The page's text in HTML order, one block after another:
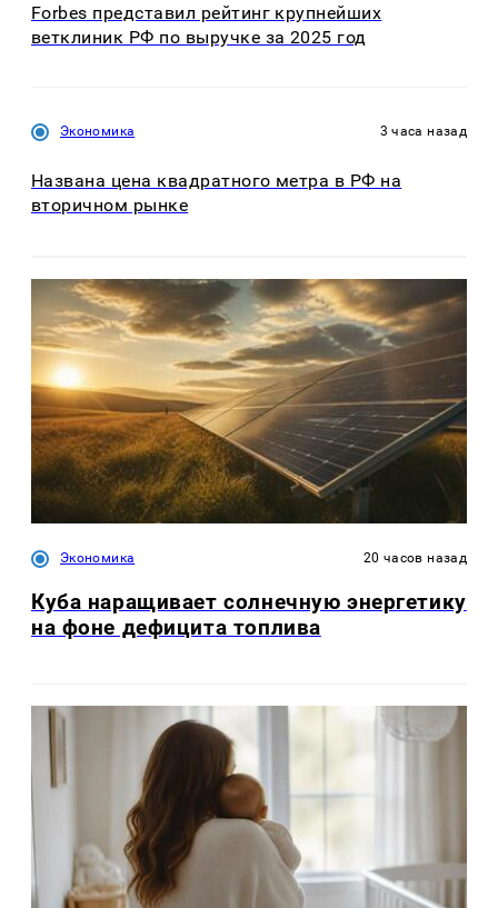
Forbes представил рейтинг крупнейших
ветклиник РФ по выручке за 2025 год
Экономика 3 часа назад
Названа цена квадратного метра в РФ на
вторичном рынке
Экономика 20 часов назад
Куба наращивает солнечную энергетику
на фоне дефицита топлива